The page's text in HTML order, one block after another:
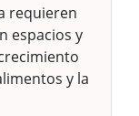
requieren
espacios y
y la